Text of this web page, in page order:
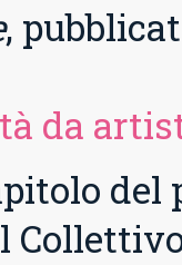
,
da
del